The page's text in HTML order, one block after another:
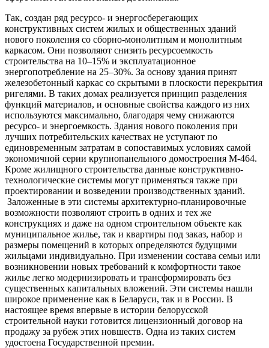
Так, создан ряд ресурсо- и энергосберегающих
конструктивных систем жилых и общественных зданий
нового поколения со сборно-монолитным и монолитным
каркасом. Они позволяют снизить ресурсоемкость
строительства на 10–15% и эксплуатационное
энергопотребление на 25–30%. За основу здания принят
железобетонный каркас со скрытыми в плоскости перекрытия
ригелями. В таких домах реализуется принцип разделения
функций материалов, и основные свойства каждого из них
используются максимально, благодаря чему снижаются
ресурсо- и энергоемкость. Здания нового поколения при
лучших потребительских качествах не уступают по
единовременным затратам в сопоставимых условиях самой
экономичной серии крупнопанельного домостроения М-464.
Кроме жилищного строительства данные конструктивно-
технологические системы могут применяться также при
проектировании и возведении производственных зданий.
Заложенные в эти системы архитектурно-планировочные
возможности позволяют строить в одних и тех же
конструкциях и даже на одном строительном объекте как
муниципальное жилье, так и квартиры под заказ, набор и
размеры помещений в которых определяются будущими
жильцами индивидуально. При изменении состава семьи или
возникновении новых требований к комфортности такое
жилье легко модернизировать и трансформировать без
существенных капитальных вложений. Эти системы нашли
широкое применение как в Беларуси, так и в России. В
настоящее время впервые в истории белорусской
строительной науки готовится лицензионный договор на
продажу за рубеж этих новшеств. Одна из таких систем
удостоена Государственной премии.